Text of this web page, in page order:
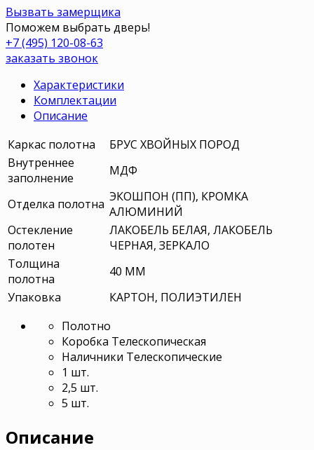
Вызвать замерщика
Поможем выбрать дверь!
+7 (495) 120-08-63
заказать звонок
Характеристики
Комплектации
Описание
Каркас полотна
БРУС ХВОЙНЫХ ПОРОД
Внутреннее
заполнение
МДФ
Отделка полотна ЭКОШПОН (ПП), КРОМКА
АЛЮМИНИЙ
Остекление
полотен
ЛАКОБЕЛЬ БЕЛАЯ, ЛАКОБЕЛЬ
ЧЕРНАЯ, ЗЕРКАЛО
Толщина
полотна
40 ММ
Упаковка
КАРТОН, ПОЛИЭТИЛЕН
Полотно
Коробка Телескопическая
Наличники Телескопические
1 шт.
2,5 шт.
5 шт.
Описание